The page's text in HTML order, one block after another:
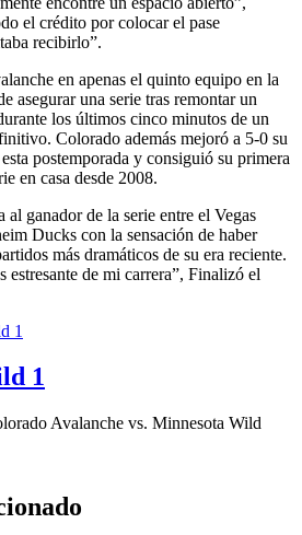
el crédito por colocar el pase
recibirlo”.
en apenas el quinto equipo en la
asegurar una serie tras remontar un
los últimos cinco minutos de un
Colorado además mejoró a 5-0 su
postemporada y consiguió su primera
en casa desde 2008.
al ganador de la serie entre el Vegas
Ducks con la sensación de haber
más dramáticos de su era reciente.
estresante de mi carrera”, Finalizó el
1
Avalanche vs. Minnesota Wild